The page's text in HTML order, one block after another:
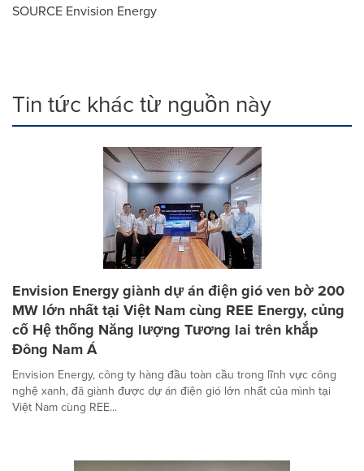
SOURCE Envision Energy
Tin tức khác từ nguồn này
Envision Energy giành dự án điện gió ven bờ 200
MW lớn nhất tại Việt Nam cùng REE Energy, củng
cố Hệ thống Năng lượng Tương lai trên khắp
Đông Nam Á
Envision Energy, công ty hàng đầu toàn cầu trong lĩnh vực công
nghệ xanh, đã giành được dự án điện gió lớn nhất của mình tại
Việt Nam cùng REE...